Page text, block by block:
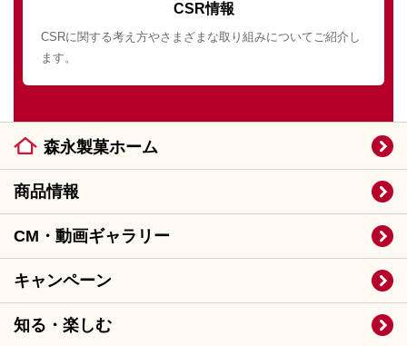
CSR情報
CSRに関する考え方やさまざまな取り組みについてご紹介し
ます。
森永製菓ホーム
商品情報
CM・動画ギャラリー
キャンペーン
知る・楽しむ